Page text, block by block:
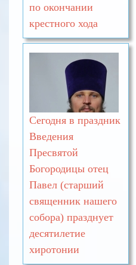
по окончании
крестного хода
Сегодня в праздник
Введения
Пресвятой
Богородицы отец
Павел (старший
священник нашего
собора) празднует
десятилетие
хиротонии